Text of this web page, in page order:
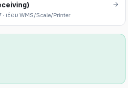
เชื่อม WMS/Scale/Printer